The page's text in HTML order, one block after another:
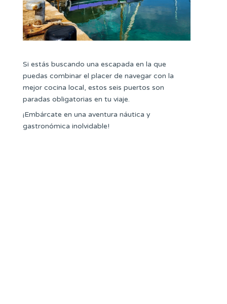
Si estás buscando una escapada en la que
puedas combinar el placer de navegar con la
mejor cocina local, estos seis puertos son
paradas obligatorias en tu viaje.
¡Embárcate en una aventura náutica y
gastronómica inolvidable!